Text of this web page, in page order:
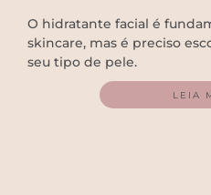
O hidratante facial é
skincare, mas é preciso
seu tipo de pele.
LEIA